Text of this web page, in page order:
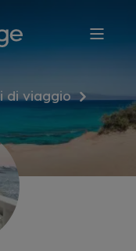
di viaggio